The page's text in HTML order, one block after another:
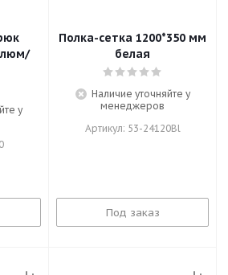
у
Полка-сетка 1200*350 мм
белая
Наличие уточняйте у
менеджеров
Артикул: 53-24120Bl
Под заказ